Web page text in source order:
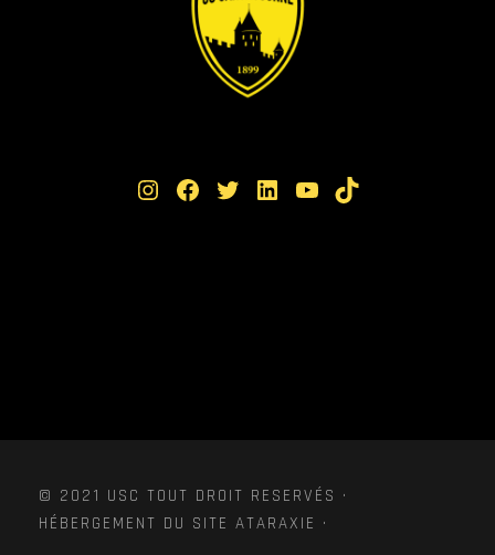
Instagram Facebook Twitter LinkedIn YouTube TikTok
© 2021 USC TOUT DROIT RESERVÉS ·
HÉBERGEMENT DU SITE ATARAXIE ·